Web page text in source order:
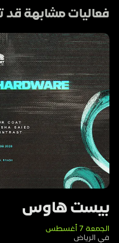
فعاليات مشابهة قد
بيست هاوس
الجمعة 7 أغسطس
في الرياض